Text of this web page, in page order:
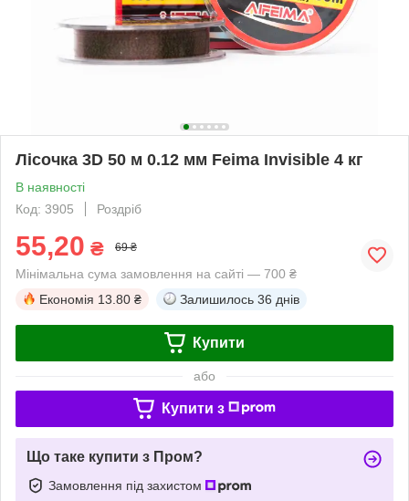
Лісочка 3D 50 м 0.12 мм Feima Invisible 4 кг
В наявності
Код: 3905
Роздріб
55,20 ₴ 69 ₴
Мінімальна сума замовлення на сайті — 700 ₴
Економія 13.80 ₴ Залишилось 36 днів
Купити
або
Купити з
Що таке купити з Пром?
Замовлення під захистом